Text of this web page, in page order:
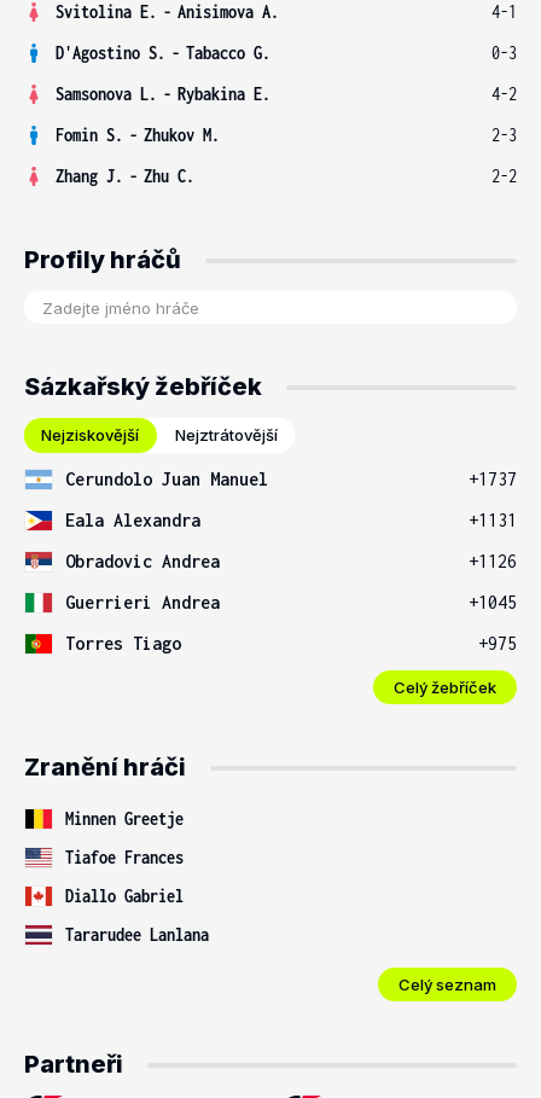
Svitolina E. - Anisimova A.
4-1
D'Agostino S. - Tabacco G.
0-3
Samsonova L. - Rybakina E.
4-2
Fomin S. - Zhukov M.
2-3
Zhang J. - Zhu C. 2-2
Profily hráčů
Sázkařský žebříček
Nejziskovější Nejztrátovější
Cerundolo Juan Manuel
+1737
Eala Alexandra
+1131
Obradovic Andrea
+1126
Guerrieri Andrea
+1045
Torres Tiago
+975
Celý žebříček
Zranění hráči
Minnen Greetje
Tiafoe Frances
Diallo Gabriel
Tararudee Lanlana
Celý seznam
Partneři